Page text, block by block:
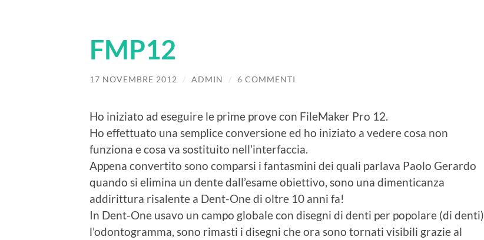
FMP12
17 NOVEMBRE 2012 / ADMIN / 6 COMMENTI
Ho iniziato ad eseguire le prime prove con FileMaker Pro 12.
Ho effettuato una semplice conversione ed ho iniziato a vedere cosa non
funziona e cosa va sostituito nell’interfaccia.
Appena convertito sono comparsi i fantasmini dei quali parlava Paolo Gerardo
quando si elimina un dente dall’esame obiettivo, sono una dimenticanza
addirittura risalente a Dent-One di oltre 10 anni fa!
In Dent-One usavo un campo globale con disegni di denti per popolare (di denti)
l’odontogramma, sono rimasti i disegni che ora sono tornati visibili grazie al